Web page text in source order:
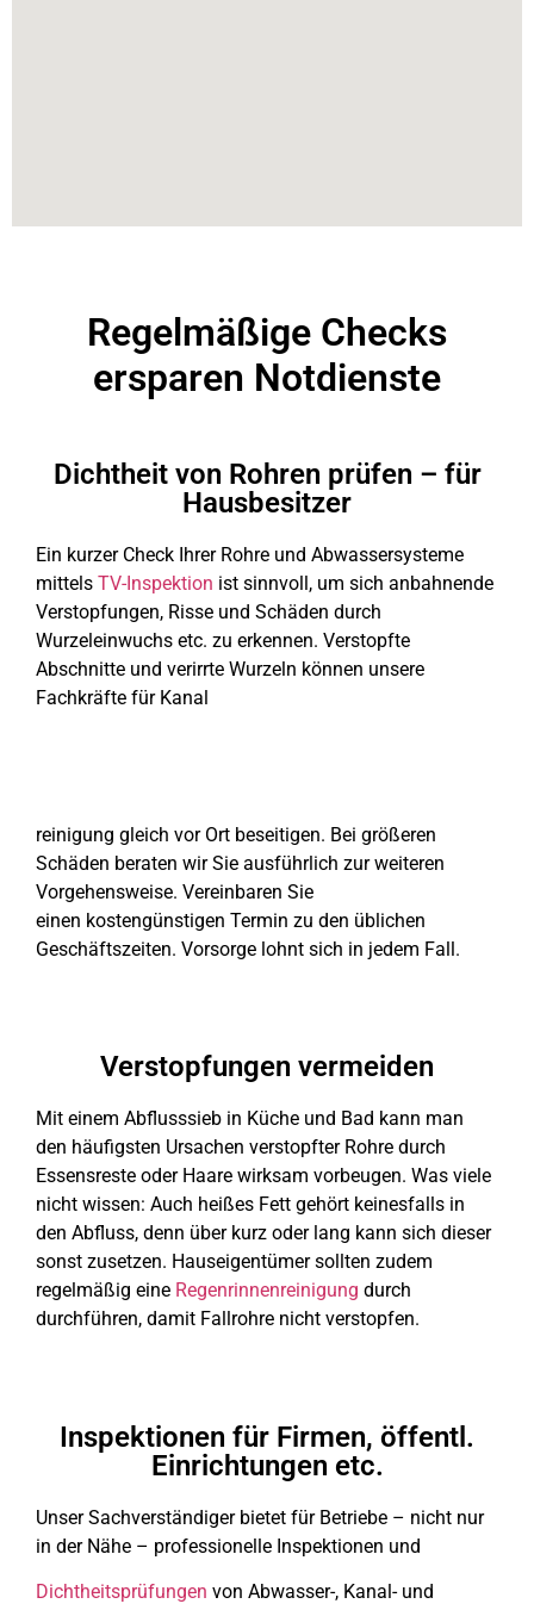
Regelmäßige Checks
ersparen Notdienste
Dichtheit von Rohren prüfen – für
Hausbesitzer
Ein kurzer Check Ihrer Rohre und Abwasser­systeme
mittels TV-Inspektion ist sinnvoll, um sich anbahnende
Verstopfungen, Risse und Schäden durch
Wurzeleinwuchs etc. zu erkennen. Verstopfte
Abschnitte und verirrte Wurzeln können unsere
Fachkräfte für Kanal
reinigung gleich vor Ort beseitigen. Bei größeren
Schäden beraten wir Sie ausführlich zur weiteren
Vorgehensweise. Vereinbaren Sie
einen kostengünstigen Termin zu den üblichen
Geschäftszeiten. Vorsorge lohnt sich in jedem Fall.
Verstopfungen vermeiden
Mit einem Abflusssieb in Küche und Bad kann man
den häufigsten Ursachen verstopfter Rohre durch
Essensreste oder Haare wirksam vorbeugen. Was viele
nicht wissen: Auch heißes Fett gehört keinesfalls in
den Abfluss, denn über kurz oder lang kann sich dieser
sonst zusetzen. Hauseigentümer sollten zudem
regelmäßig eine Regenrinnenreinigung durch
durchführen, damit Fallrohre nicht verstopfen.
Inspektionen für Firmen, öffentl.
Einrichtungen etc.
Unser Sachverständiger bietet für Betriebe – nicht nur
in der Nähe – professionelle Inspektionen und
Dichtheitsprüfungen von Abwasser-, Kanal- und